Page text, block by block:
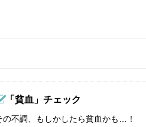
「貧血」チェック
の不調、もしかしたら貧血かも…！